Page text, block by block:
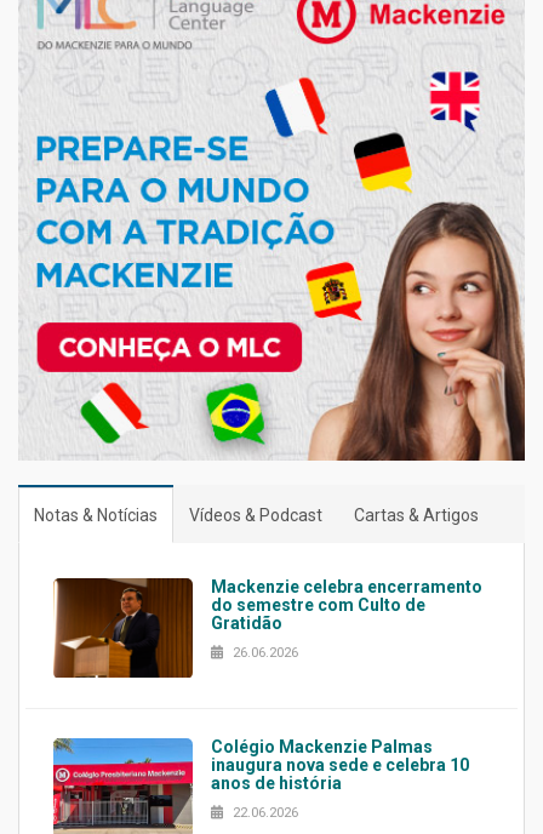
Notas & Notícias Vídeos & Podcast Cartas & Artigos
Mackenzie celebra encerramento
do semestre com Culto de
Gratidão
26.06.2026
Colégio Mackenzie Palmas
inaugura nova sede e celebra 10
anos de história
22.06.2026